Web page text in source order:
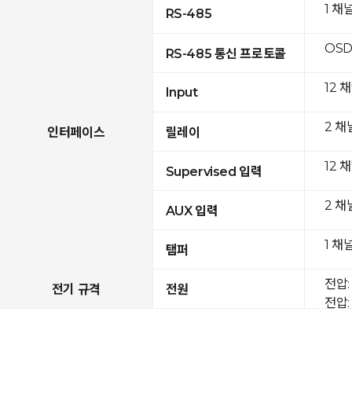
인터페이스
RS-485
RS-485 통신 프로토콜
Input
릴레이
Supervised 입력
AUX 입력
탬퍼
전기 규격 전원
1 채
12
2 채
12
2 채
1 채
전압
전압